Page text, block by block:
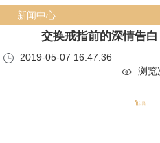
新闻中心
交换戒指前的深情告
2019-05-07 16:47:36
浏览